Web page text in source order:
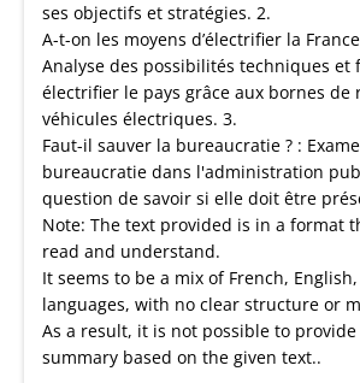
ses objectifs et stratégies. 2.
A-t-on les moyens d’électrifier la
Analyse des possibilités techniques et
électrifier le pays grâce aux bornes de
véhicules électriques. 3.
Faut-il sauver la bureaucratie ? :
bureaucratie dans l'administration
question de savoir si elle doit être
Note: The text provided is in a format
read and understand.
It seems to be a mix of French,
languages, with no clear structure or
As a result, it is not possible to
summary based on the given text..